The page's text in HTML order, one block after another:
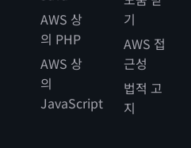
AWS 상
의 PHP
AWS 상
의
JavaScript
기
AWS 접
근성
법적 고
지